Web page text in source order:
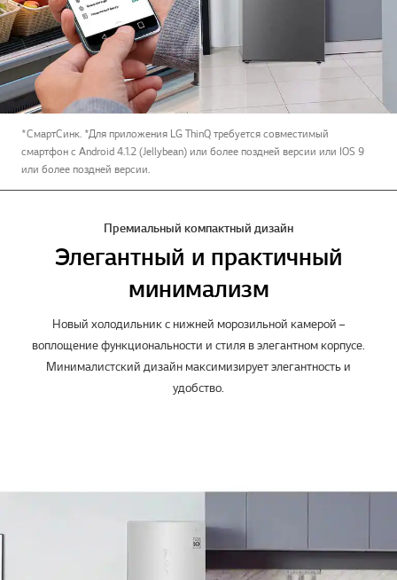
*СмартСинк. *Для приложения LG ThinQ требуется совместимый
смартфон с Android 4.1.2 (Jellybean) или более поздней версии или IOS 9
или более поздней версии.
Премиальный компактный дизайн
Элегантный и практичный
минимализм
Новый холодильник с нижней морозильной камерой –
воплощение функциональности и стиля в элегантном корпусе.
Минималистский дизайн максимизирует элегантность и
удобство.